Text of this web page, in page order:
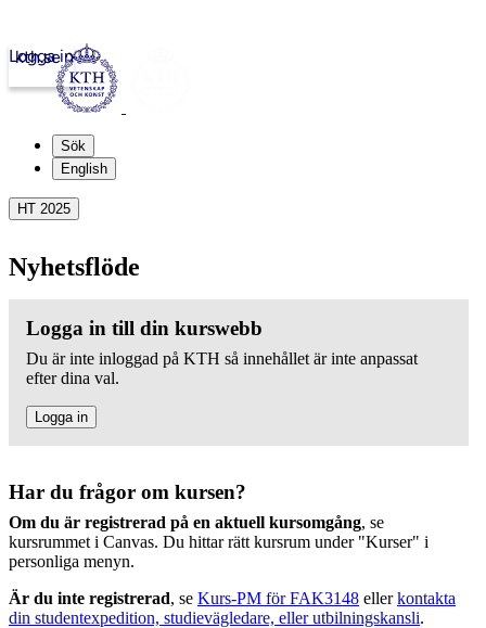
kth.se
Logga in
Sök
English
HT 2025
Nyhetsflöde
Logga in till din kurswebb
Du är inte inloggad på KTH så innehållet är inte anpassat
efter dina val.
Logga in
Har du frågor om kursen?
Om du är registrerad på en aktuell kursomgång, se
kursrummet i Canvas. Du hittar rätt kursrum under "Kurser" i
personliga menyn.
Är du inte registrerad, se Kurs-PM för FAK3148 ellerkontakta
din studentexpedition, studievägledare, eller utbilningskansli.